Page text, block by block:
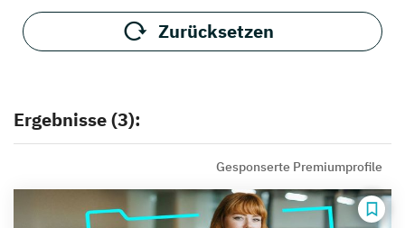
Zurücksetzen
Ergebnisse (3):
Gesponserte Premiumprofile